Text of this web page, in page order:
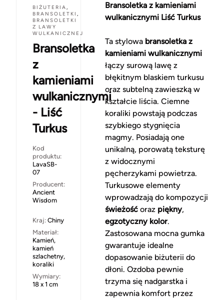
BIŻUTERIA,
BRANSOLETKI ,
BRANSOLETKI
Z LAWY
WULKANICZNEJ
Bransoletka
z
kamieniami
wulkanicznymi
- Liść
Turkus
Kod
produktu:
LavaSB-
07
Producent:
Ancient
Wisdom
Kraj: Chiny
Materiał:
Kamień,
kamień
szlachetny,
koraliki
Wymiary:
18 x 1 cm
Bransoletka z kamieniami
wulkanicznymi Liść Turkus
Ta stylowa bransoletka z
kamieniami wulkanicznymi
łączy surową lawę z
błękitnym blaskiem turkusu
oraz subtelną zawieszką w
kształcie liścia. Ciemne
koraliki powstają podczas
szybkiego stygnięcia
magmy. Posiadają one
unikalną, porowatą teksturę
z widocznymi
pęcherzykami powietrza.
Turkusowe elementy
wprowadzają do kompozycji
świeżośćorazpiękny,
egzotyczny kolor.
Zastosowana mocna gumka
gwarantuje idealne
dopasowanie biżuterii do
dłoni. Ozdoba pewnie
trzyma się nadgarstka i
zapewnia komfort przez